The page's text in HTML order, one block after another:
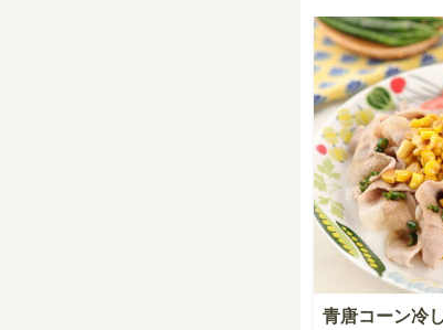
青唐コーン冷